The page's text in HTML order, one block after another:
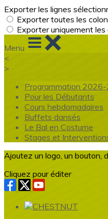
Exporter les lignes
Exporter toutes les
Exporter uniquement
Menu
<
>
Programmation
Pour les Débutants
Cours hebdomadaires
Buffets dansés
Le Bal en Costume
Stages et
Ajoutez un logo, un bouton,
Cliquez pour éditer